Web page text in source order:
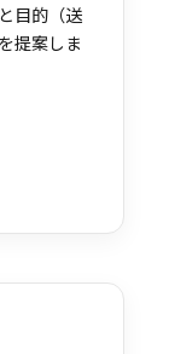
目的（送
提案しま